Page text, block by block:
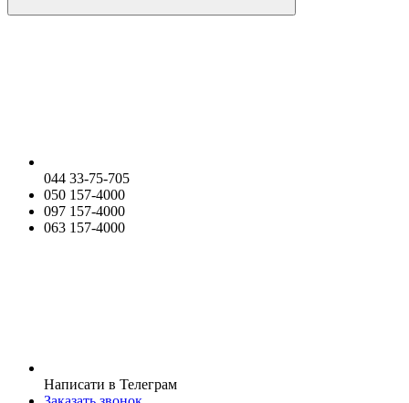
044 33-75-705
050 157-4000
097 157-4000
063 157-4000
Написати в Телеграм